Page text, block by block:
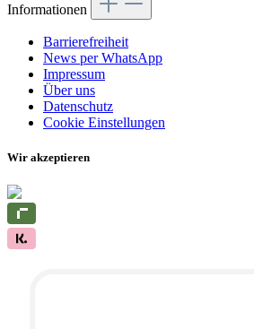
Informationen
Barrierefreiheit
News per WhatsApp
Impressum
Über uns
Datenschutz
Cookie Einstellungen
Wir akzeptieren